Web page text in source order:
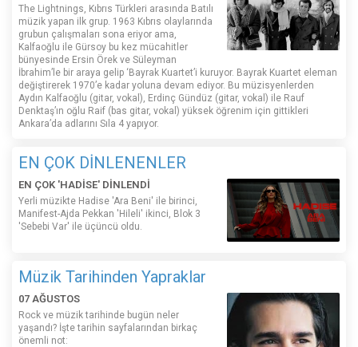
The Lightnings, Kıbrıs Türkleri arasında Batılı
müzik yapan ilk grup. 1963 Kıbrıs olaylarında
grubun çalışmaları sona eriyor ama,
Kalfaoğlu ile Gürsoy bu kez mücahitler
bünyesinde Ersin Örek ve Süleyman
İbrahim’le bir araya gelip ‘Bayrak Kuartet’i kuruyor. Bayrak Kuartet eleman
değiştirerek 1970’e kadar yoluna devam ediyor. Bu müzisyenlerden
Aydın Kalfaoğlu (gitar, vokal), Erdinç Gündüz (gitar, vokal) ile Rauf
Denktaş’ın oğlu Raif (bas gitar, vokal) yüksek öğrenim için gittikleri
Ankara’da adlarını Sıla 4 yapıyor.
EN ÇOK DİNLENENLER
EN ÇOK 'HADİSE' DİNLENDİ
Yerli müzikte Hadise 'Ara Beni' ile birinci,
Manifest-Ajda Pekkan 'Hileli' ikinci, Blok 3
'Sebebi Var' ile üçüncü oldu.
Müzik Tarihinden Yapraklar
07 AĞUSTOS
Rock ve müzik tarihinde bugün neler
yaşandı? İşte tarihin sayfalarından birkaç
önemli not: